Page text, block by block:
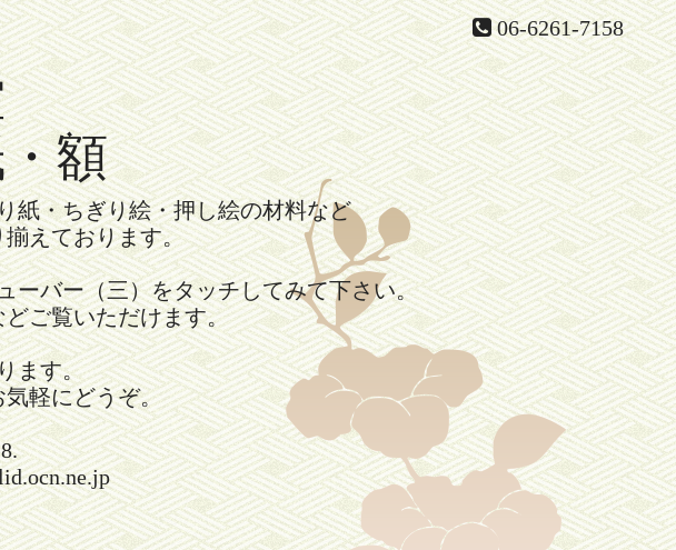
06-6261-7158
額
紙・ちぎり絵・押し絵の材料など
えております。
バー（三）をタッチしてみて下さい。
ご覧いただけます。
ます。
軽にどうぞ。